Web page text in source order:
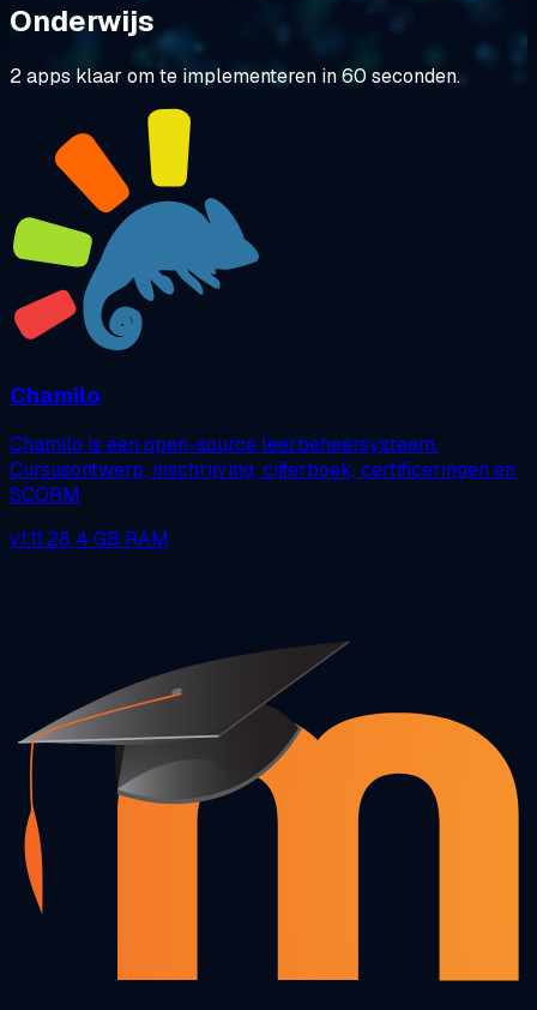
Onderwijs
2 apps klaar om te implementeren in 60 seconden.
Chamilo
Chamilo is een open-source leerbeheersysteem.
Cursusontwerp, inschrijving, cijferboek, certificeringen en
SCORM
v1.11.28 4 GB RAM